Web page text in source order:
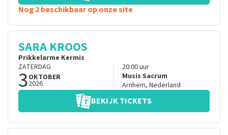
Nog 2 beschikbaar op onze site
SARA KROOS
Prikkelarme Kermis
ZATERDAG
3OKTOBER
2026
20:00uur
Musis Sacrum
Arnhem, Nederland
BEKIJK TICKETS